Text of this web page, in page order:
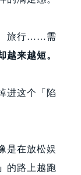
、旅行……需
越来越短。
进这个「陷
是在放松娱
的路上越跑